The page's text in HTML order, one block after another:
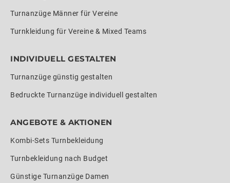
Turnanzüge Männer für Vereine
Turnkleidung für Vereine & Mixed Teams
INDIVIDUELL GESTALTEN
Turnanzüge günstig gestalten
Bedruckte Turnanzüge individuell gestalten
ANGEBOTE & AKTIONEN
Kombi-Sets Turnbekleidung
Turnbekleidung nach Budget
Günstige Turnanzüge Damen